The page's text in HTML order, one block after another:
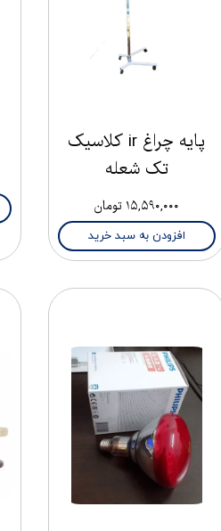
پایه چراغ ir کلاسیک
تک شعله
۱۵,۵۹۰,۰۰۰ تومان
افزودن به سبد خرید